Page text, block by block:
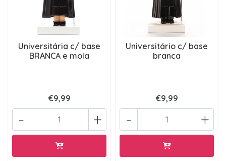
Universitária c/ base
BRANCA e mola
€9,99
+
-
Universitário c/ base
branca
€9,99
+
-